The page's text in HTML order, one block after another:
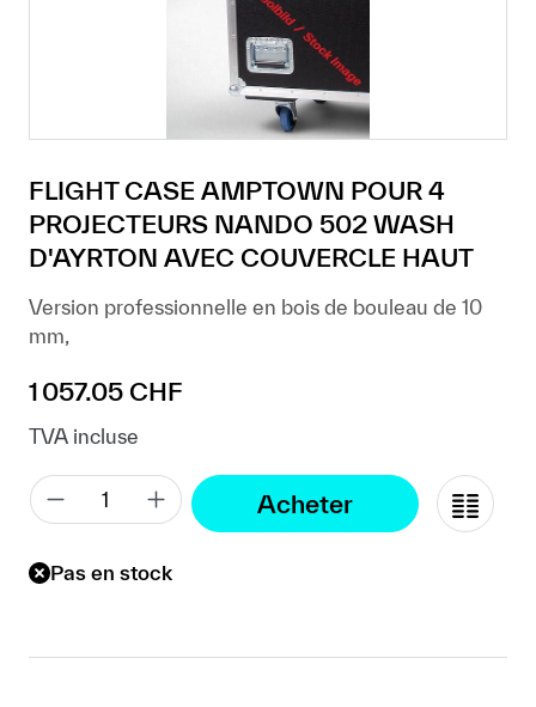
FLIGHT CASE AMPTOWN POUR 4
PROJECTEURS NANDO 502 WASH
D'AYRTON AVEC COUVERCLE HAUT
Version professionnelle en bois de bouleau de 10
mm,
Prix régulier :
1 057.05 CHF
TVA incluse
Acheter
Pas en stock